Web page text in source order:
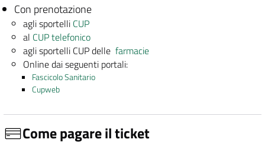
Con prenotazione
agli sportelli CUP
al CUP telefonico
agli sportelli CUP dellefarmacie
Online dai seguenti portali:
Fascicolo Sanitario
Cupweb
Come pagare il ticket